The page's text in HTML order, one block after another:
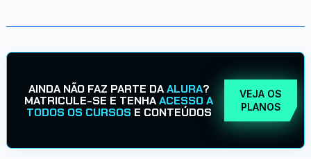
AINDA NÃO FAZ PARTE DAALURA?
MATRICULE-SE E TENHAACESSO A
TODOS OS CURSOS E CONTEÚDOS
VEJA OS
PLANOS